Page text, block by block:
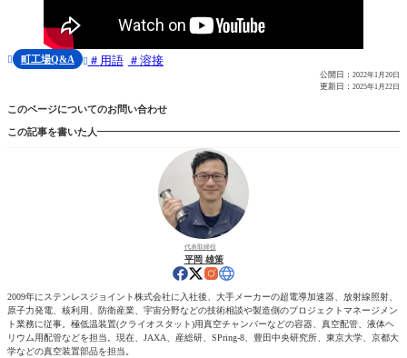
 町工場Q&A  用語 溶接
公開日： 2022年1月20日
更新日： 2025年1月22日
このページについてのお問い合わせ
この記事を書いた人
代表取締役
平岡 雄策
2009年にステンレスジョイント株式会社に入社後、大手メーカーの超電導加速器、放射線照射、
原子力発電、核利用、防衛産業、宇宙分野などの技術相談や製造側のプロジェクトマネージメン
ト業務に従事。極低温装置(クライオスタット)用真空チャンバーなどの容器、真空配管、液体ヘ
リウム用配管などを担当。現在、JAXA、産総研、SPring-8、豊田中央研究所、東京大学、京都大
学などの真空装置部品を担当。